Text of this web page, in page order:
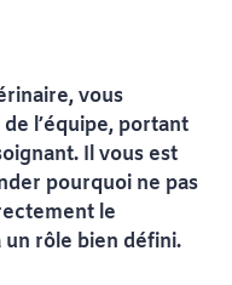
vous
l’équipe, portant
Il vous est
pourquoi ne pas
le
un rôle bien défini.